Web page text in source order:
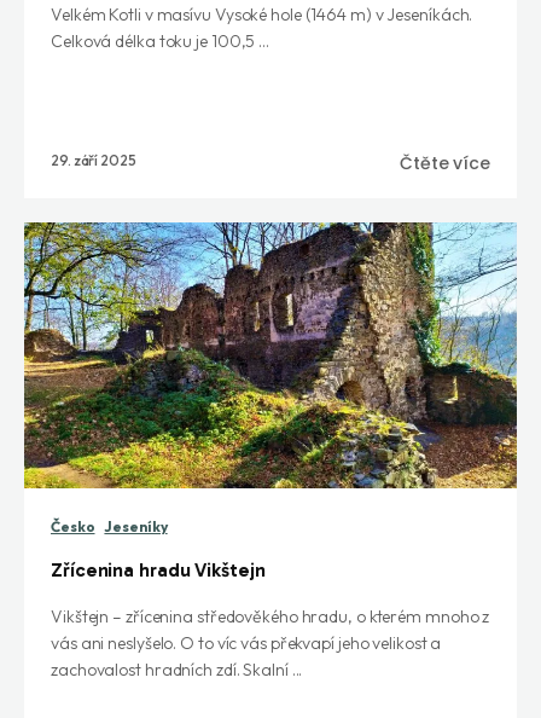
Velkém Kotli v masívu Vysoké hole (1464 m) v Jeseníkách.
Celková délka toku je 100,5 ...
29. září 2025 Čtěte více
Česko Jeseníky
Zřícenina hradu Vikštejn
Vikštejn – zřícenina středověkého hradu, o kterém mnoho z
vás ani neslyšelo. O to víc vás překvapí jeho velikost a
zachovalost hradních zdí. Skalní ...